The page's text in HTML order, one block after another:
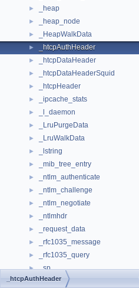
► _heap
► _heap_node
► _HeapWalkData
► _htcpAuthHeader
► _htcpDataHeader
► _htcpDataHeaderSquid
► _htcpHeader
► _ipcache_stats
► _l_daemon
► _LruPurgeData
► _LruWalkData
► _lstring
► _mib_tree_entry
► _ntlm_authenticate
► _ntlm_challenge
► _ntlm_negotiate
► _ntlmhdr
► _request_data
► _rfc1035_message
► _rfc1035_query
► _sp
► _store_check_cachable_hist
_htcpAuthHeader